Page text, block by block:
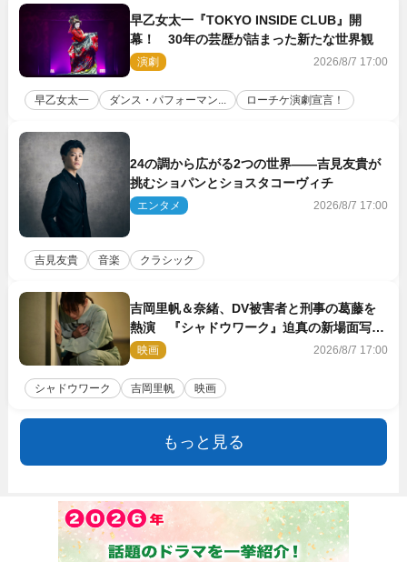
早乙女太一『TOKYO INSIDE CLUB』開
幕！ 30年の芸歴が詰まった新たな世界観
演劇 2026/8/7 17:00
早乙女太一 ダンス・パフォーマン... ローチケ演劇宣言！
24の調から広がる2つの世界――吉見友貴が
挑むショパンとショスタコーヴィチ
エンタメ 2026/8/7 17:00
吉見友貴 音楽 クラシック
吉岡里帆＆奈緒、DV被害者と刑事の葛藤を
熱演 『シャドウワーク』迫真の新場面写真
公開
映画 2026/8/7 17:00
シャドウワーク 吉岡里帆 映画
もっと見る